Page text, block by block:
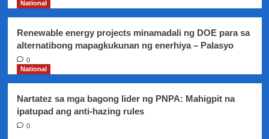
National
Renewable energy projects minamadali ng DOE para sa
alternatibong mapagkukunan ng enerhiya – Palasyo
0
National
Nartatez sa mga bagong lider ng PNPA: Mahigpit na
ipatupad ang anti-hazing rules
0